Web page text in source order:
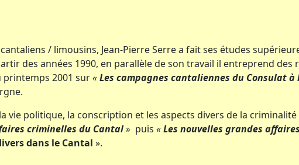
/ limousins, Jean-Pierre Serre a fait ses études
des années 1990, en parallèle de son travail il entreprend
printemps 2001 sur«Les campagnes cantaliennes du Consulat à
vie politique, la conscription et les aspects divers de la
criminelles du Cantal» puis «Les nouvelles grandes
dans le Cantal ».